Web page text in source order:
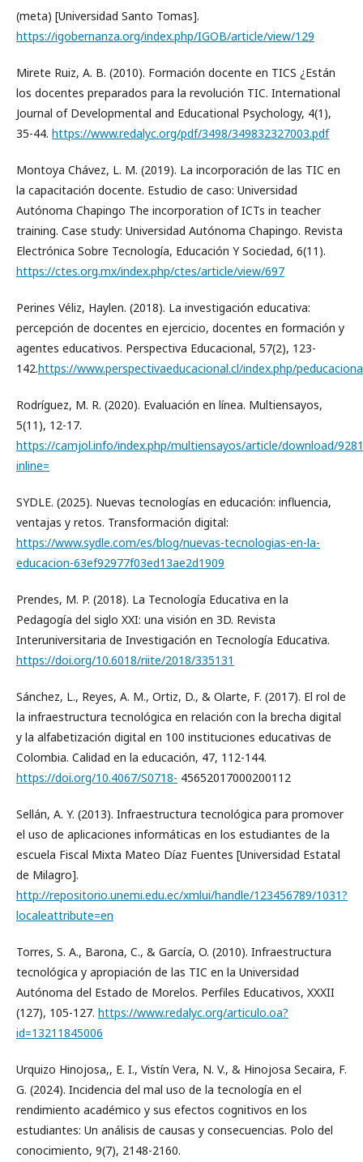
(meta) [Universidad Santo Tomas].
https://igobernanza.org/index.php/IGOB/article/view/129
Mirete Ruiz, A. B. (2010). Formación docente en TICS ¿Están
los docentes preparados para la revolución TIC. International
Journal of Developmental and Educational Psychology, 4(1),
35-44. https://www.redalyc.org/pdf/3498/349832327003.pdf
Montoya Chávez, L. M. (2019). La incorporación de las TIC en
la capacitación docente. Estudio de caso: Universidad
Autónoma Chapingo The incorporation of ICTs in teacher
training. Case study: Universidad Autónoma Chapingo. Revista
Electrónica Sobre Tecnología, Educación Y Sociedad, 6(11).
https://ctes.org.mx/index.php/ctes/article/view/697
Perines Véliz, Haylen. (2018). La investigación educativa:
percepción de docentes en ejercicio, docentes en formación y
agentes educativos. Perspectiva Educacional, 57(2), 123-
142.https://www.perspectivaeducacional.cl/index.php/
Rodríguez, M. R. (2020). Evaluación en línea. Multiensayos,
5(11), 12-17.
https://camjol.info/index.php/multiensayos/article/download/
inline=
SYDLE. (2025). Nuevas tecnologías en educación: influencia,
ventajas y retos. Transformación digital:
https://www.sydle.com/es/blog/nuevas-tecnologias-en-la-
educacion-63ef92977f03ed13ae2d1909
Prendes, M. P. (2018). La Tecnología Educativa en la
Pedagogía del siglo XXI: una visión en 3D. Revista
Interuniversitaria de Investigación en Tecnología Educativa.
https://doi.org/10.6018/riite/2018/335131
Sánchez, L., Reyes, A. M., Ortiz, D., & Olarte, F. (2017). El rol de
la infraestructura tecnológica en relación con la brecha digital
y la alfabetización digital en 100 instituciones educativas de
Colombia. Calidad en la educación, 47, 112-144.
https://doi.org/10.4067/S0718- 45652017000200112
Sellán, A. Y. (2013). Infraestructura tecnológica para promover
el uso de aplicaciones informáticas en los estudiantes de la
escuela Fiscal Mixta Mateo Díaz Fuentes [Universidad Estatal
de Milagro].
http://repositorio.unemi.edu.ec/xmlui/handle/123456789/1031?
localeattribute=en
Torres, S. A., Barona, C., & García, O. (2010). Infraestructura
tecnológica y apropiación de las TIC en la Universidad
Autónoma del Estado de Morelos. Perfiles Educativos, XXXII
(127), 105-127. https://www.redalyc.org/articulo.oa?
id=13211845006
Urquizo Hinojosa,, E. I., Vistín Vera, N. V., & Hinojosa Secaira, F.
G. (2024). Incidencia del mal uso de la tecnología en el
rendimiento académico y sus efectos cognitivos en los
estudiantes: Un análisis de causas y consecuencias. Polo del
conocimiento, 9(7), 2148-2160.